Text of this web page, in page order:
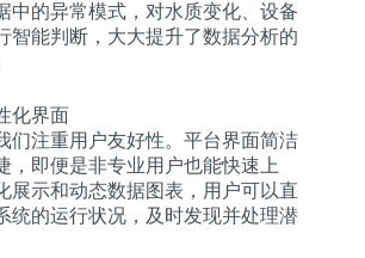
中的异常模式，对水质变化、设备
智能判断，大大提升了数据分析的
化界面
们注重用户友好性。平台界面简洁
，即便是非专业用户也能快速上
展示和动态数据图表，用户可以直
统的运行状况，及时发现并处理潜